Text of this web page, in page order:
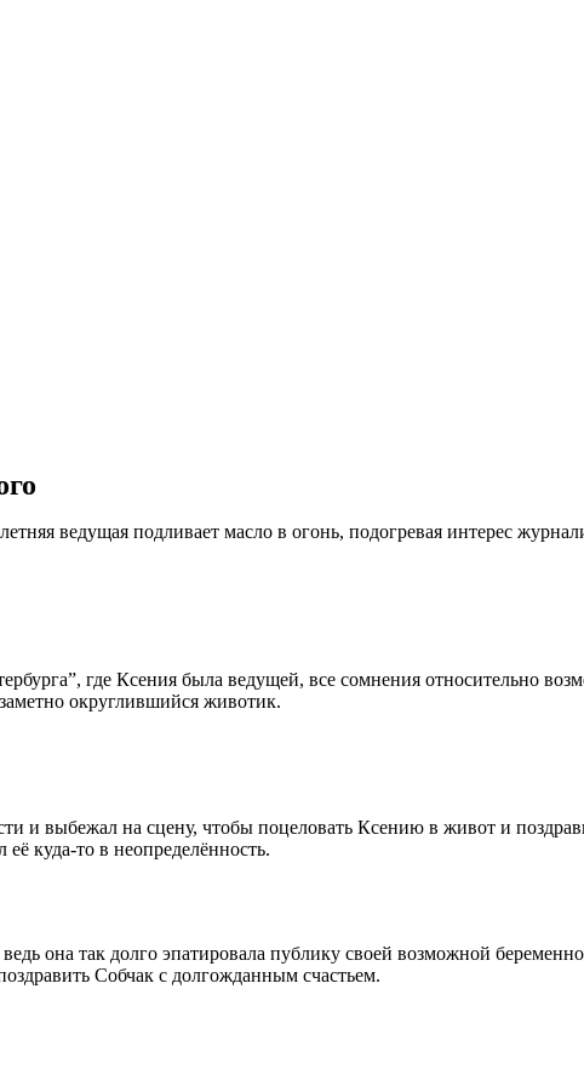
ведущая подливает масло в огонь, подогревая интерес
где Ксения была ведущей, все сомнения относительно
округлившийся животик.
и выбежал на сцену, чтобы поцеловать Ксению в живот и
куда-то в неопределённость.
она так долго эпатировала публику своей возможной
Собчак с долгожданным счастьем.